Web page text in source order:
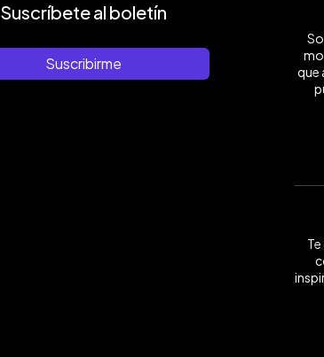
Suscríbete al boletín
Suscribirme
que